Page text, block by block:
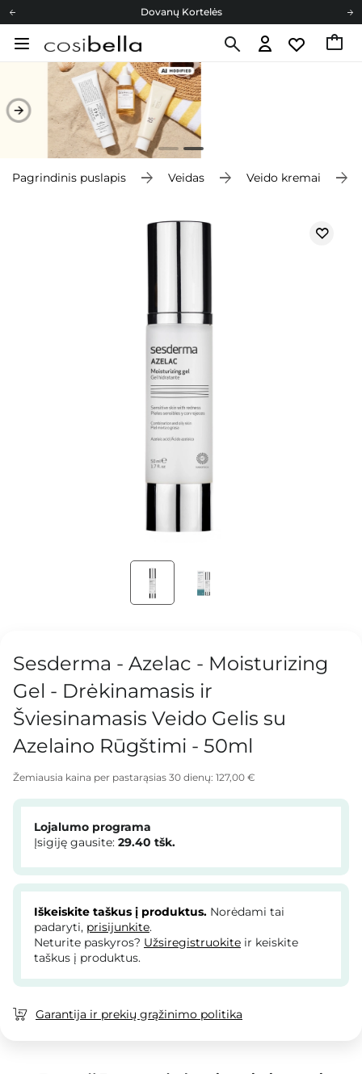
Dovanų Kortelės
Cosibella lojalumo programa
Dovanų Kortelės
Pagrindinis puslapis Veidas Veido kremai
Sesderma - Azelac - Moisturizing
Gel - Drėkinamasis ir
Šviesinamasis Veido Gelis su
Azelaino Rūgštimi - 50ml
Žemiausia kaina per pastarąsias 30 dienų: 127,00 €
Lojalumo programa
Įsigiję gausite: 29.40 tšk.
Iškeiskite taškus į produktus. Norėdami tai
padaryti, prisijunkite.
Neturite paskyros? Užsiregistruokite ir keiskite
taškus į produktus.
Garantija ir prekių grąžinimo politika